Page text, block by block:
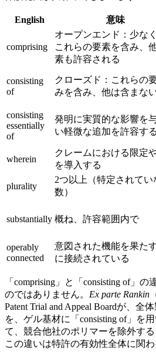
English 意味
comprising
オープンエンド：少な
これらの要素を含み、
素も許容される
consisting
of
クローズド：これらの
みを含み、他は含まな
consisting
essentially
of
発明に実質的な影響を
い軽微な追加を許容する
wherein
クレームにおける限定
を導入する
plurality
2つ以上（特定されてい
数）
substantially 概ね、許容範囲内で
operably
connected
意図された機能を果た
に接続されている
「comprising」と「consisting of」
のではありません。 Ex parte Rankin
Patent Trial and Appeal Boardが、全
を、ゲル基材に「consisting of」を
て、競合他社のポリマーを除外する
この違いは特許の有効性全体に関わ